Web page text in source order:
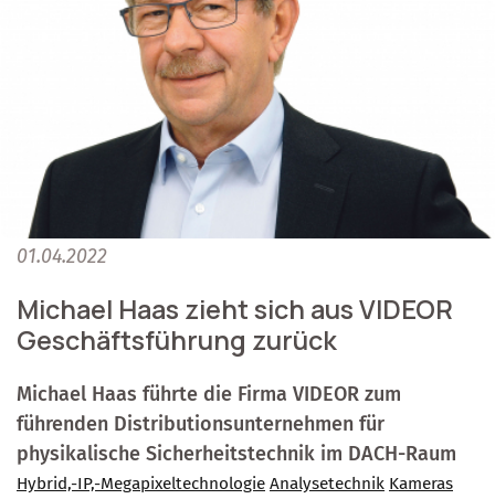
01.04.2022
Michael Haas zieht sich aus VIDEOR
Geschäftsführung zurück
Michael Haas führte die Firma VIDEOR zum
führenden Distributionsunternehmen für
physikalische Sicherheitstechnik im DACH-Raum
Hybrid,-IP,-Megapixeltechnologie Analysetechnik Kameras